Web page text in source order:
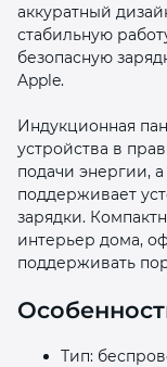
аккуратный
стабильную
безопасную
Apple.
Индукционная
устройства в
подачи энергии,
поддерживает
зарядки.
интерьер дома,
поддерживать
Тип: